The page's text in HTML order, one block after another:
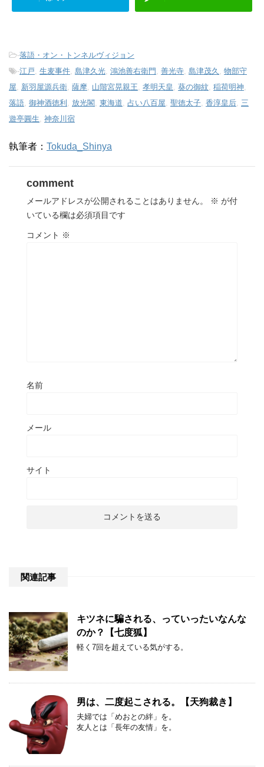
-落語・オン・トンネルヴィジョン
-江戸 生麦事件 島津久光 鴻池善右衛門 善光寺 島津茂久
物部守
屋
新羽屋源兵衛 薩摩 山階宮晃親王 孝明天皇 葵の御紋 稲荷明神
落語 御神酒徳利 放光閣 東海道 占い八百屋 聖徳太子 香淳皇后 三
遊亭圓生 神奈川宿
執筆者： Tokuda_Shinya
comment
メールアドレスが公開されることはありません。 ※ が付
いている欄は必須項目です
コメント ※
名前
メール
サイト
関連記事
キツネに騙される、っていったいなんな
のか？【七度狐】
軽く7回を超えている気がする。
男は、二度起こされる。【天狗裁き】
夫婦では「めおとの絆」を。
友人とは「長年の友情」を。